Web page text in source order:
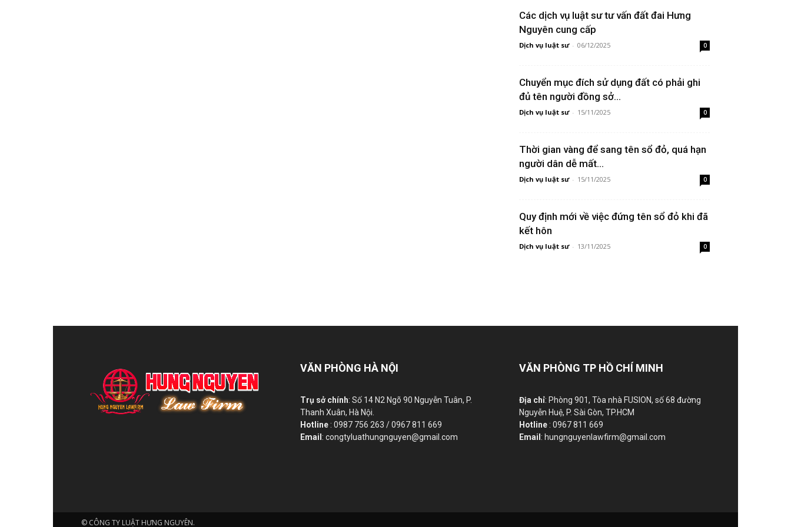
Các dịch vụ luật sư tư vấn đất đai Hưng
Nguyên cung cấp
Dịch vụ luật sư - 06/12/2025 0
Chuyển mục đích sử dụng đất có phải ghi
đủ tên người đồng sở...
Dịch vụ luật sư - 15/11/2025 0
Thời gian vàng để sang tên sổ đỏ, quá hạn
người dân dễ mất...
Dịch vụ luật sư - 15/11/2025 0
Quy định mới về việc đứng tên sổ đỏ khi đã
kết hôn
Dịch vụ luật sư - 13/11/2025 0
VĂN PHÒNG HÀ NỘI
Trụ sở chính: Số 14 N2 Ngõ 90 Nguyễn Tuân, P.
Thanh Xuân, Hà Nội.
Hotline : 0987 756 263 / 0967 811 669
Email : congtyluathungnguyen@gmail.com
VĂN PHÒNG TP HỒ CHÍ MINH
Địa chỉ: Phòng 901, Tòa nhà FUSION, số 68 đường
Nguyễn Huệ, P. Sài Gòn, TP.HCM
Hotline : 0967 811 669
Email : hungnguyenlawfirm@gmail.com
© CÔNG TY LUẬT HƯNG NGUYÊN.